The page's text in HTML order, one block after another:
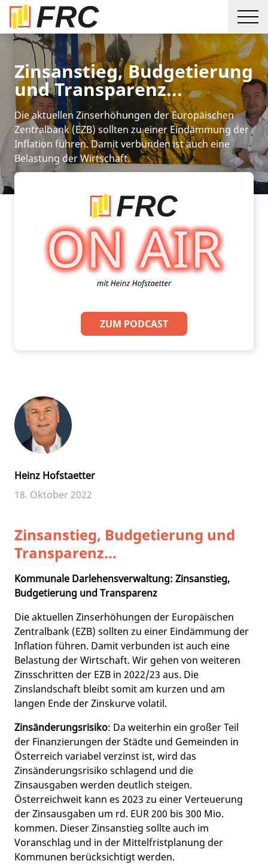
Zinsanstieg, Budgetierung
und Transparenz...
Die aktuellen Zinserhöhungen der Europäischen
Zentralbank (EZB) sollten zu einer Eindämmung der
Inflation führen. Damit verbunden ist auch eine
Belastung der Wirtschaft.
ZUM PODCAST
Heinz Hofstaetter
18. Oktober 2022
Zinsanstieg, Budgetierung und
Transparenz...
Kommunale Darlehensverwaltung: Zinsanstieg,
Budgetierung und Transparenz
Die aktuellen Zinserhöhungen der Europäischen
Zentralbank (EZB) sollten zu einer Eindämmung der
Inflation führen. Damit verbunden ist auch eine
Belastung der Wirtschaft. Wir gehen von weiteren
Zinsschritten der EZB in 2022/23 aus. Die
Zinslandschaft bleibt somit am kurzen und am
langen Ende der Zinskurve volatil.
Zinsänderungsrisiko: Da weiterhin ein großer Teil
der Finanzierungen der Städte und Gemeinden in
Österreich variabel verzinst ist, wird das
Zinsänderungsrisiko schlagend und die
Zinsausgaben werden deutlich steigen.
Österreichweit kann es 2023 zu einer Verteuerung
der Zinsausgaben um rd. EUR 200 bis 300 Mio.
kommen. Dieser Zinsanstieg sollte auch im
Voranschlag und in der Mittelfristplanung der
Kommunen berücksichtigt werden.